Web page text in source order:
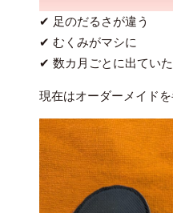
✔ 足のだるさが違う
✔ むくみがマシに
✔ 数カ月ごとに出てい
現在はオーダーメイド